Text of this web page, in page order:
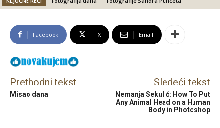
Facebook X Email
Prethodni tekst
Misao dana
Sledeći tekst
Nemanja Sekulić: How To Put
Any Animal Head on a Human
Body in Photoshop